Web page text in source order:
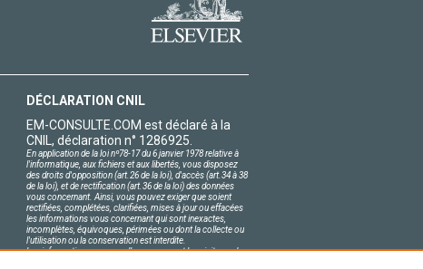
DÉCLARATION CNIL
EM-CONSULTE.COM est déclaré à la
CNIL, déclaration n° 1286925.
En application de la loi nº78-17 du 6 janvier 1978 relative à
l'informatique, aux fichiers et aux libertés, vous disposez
des droits d'opposition (art.26 de la loi), d'accès (art.34 à 38
de la loi), et de rectification (art.36 de la loi) des données
vous concernant. Ainsi, vous pouvez exiger que soient
rectifiées, complétées, clarifiées, mises à jour ou effacées
les informations vous concernant qui sont inexactes,
incomplètes, équivoques, périmées ou dont la collecte ou
l'utilisation ou la conservation est interdite.
Les informations personnelles concernant les visiteurs de